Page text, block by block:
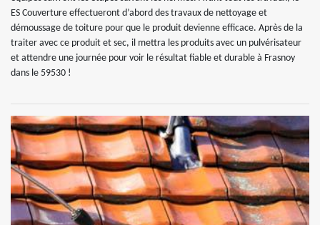
ES Couverture effectueront d’abord des travaux de nettoyage et
démoussage de toiture pour que le produit devienne efficace. Après de la
traiter avec ce produit et sec, il mettra les produits avec un pulvérisateur
et attendre une journée pour voir le résultat fiable et durable à Frasnoy
dans le 59530 !